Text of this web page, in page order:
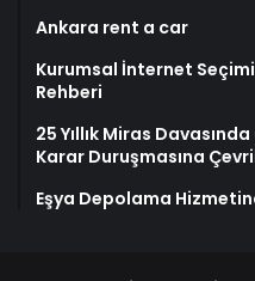
Ankara rent a car
Kurumsal İnternet Seçimi
Rehberi
25 Yıllık Miras
Karar Duruşmasına
Eşya Depolama